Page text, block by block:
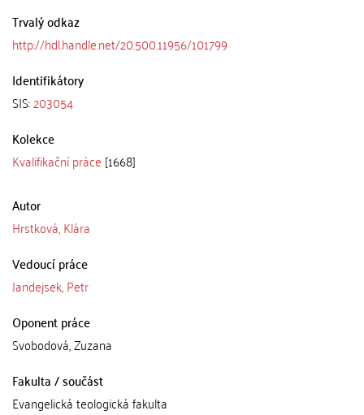
Trvalý odkaz
http://hdl.handle.net/20.500.11956/101799
Identifikátory
SIS:203054
Kolekce
Kvalifikační práce [1668]
Autor
Hrstková, Klára
Vedoucí práce
Jandejsek, Petr
Oponent práce
Svobodová, Zuzana
Fakulta / součást
Evangelická teologická fakulta